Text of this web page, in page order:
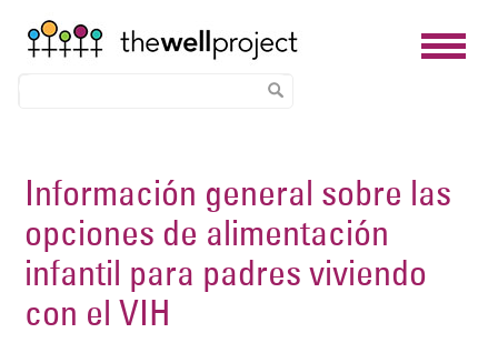
main
content
Información general sobre las
opciones de alimentación
infantil para padres viviendo
con el VIH